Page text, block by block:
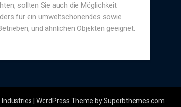
sollten Sie auch die Möglichkeit
für ein umweltschonendes sowie
und ähnlichen Objekten geeignet.
| WordPress Theme bySuperbthemes.com